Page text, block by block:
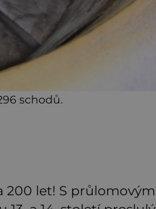
schodů.
200 let! S průlomovým